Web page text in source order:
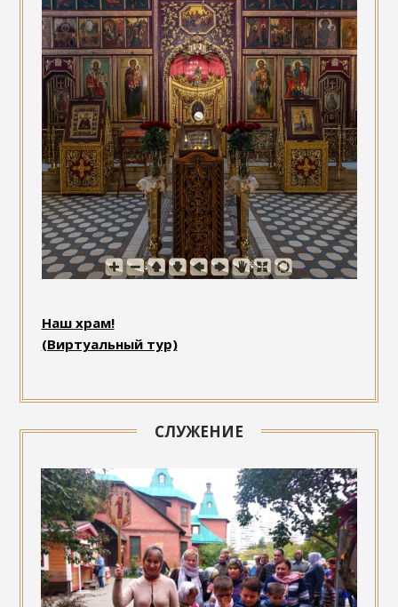
Наш храм!
(Виртуальный тур)
СЛУЖЕНИЕ